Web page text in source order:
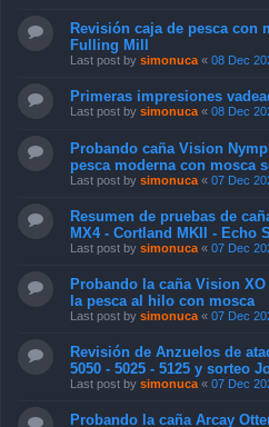
Revisión caja de pesca con
Fulling Mill
Last post by simonuca « 08 Dec
Primeras impresiones
Last post by simonuca « 08 Dec
Probando caña Vision
pesca moderna con mosca
Last post by simonuca « 07 Dec
Resumen de pruebas de
MX4 - Cortland MKII - Echo
Last post by simonuca « 07 Dec
Probando la caña Vision
la pesca al hilo con mosca
Last post by simonuca « 07 Dec
Revisión de Anzuelos de
5050 - 5025 - 5125 y sorteo
Last post by simonuca « 07 Dec
Probando la caña Arcay